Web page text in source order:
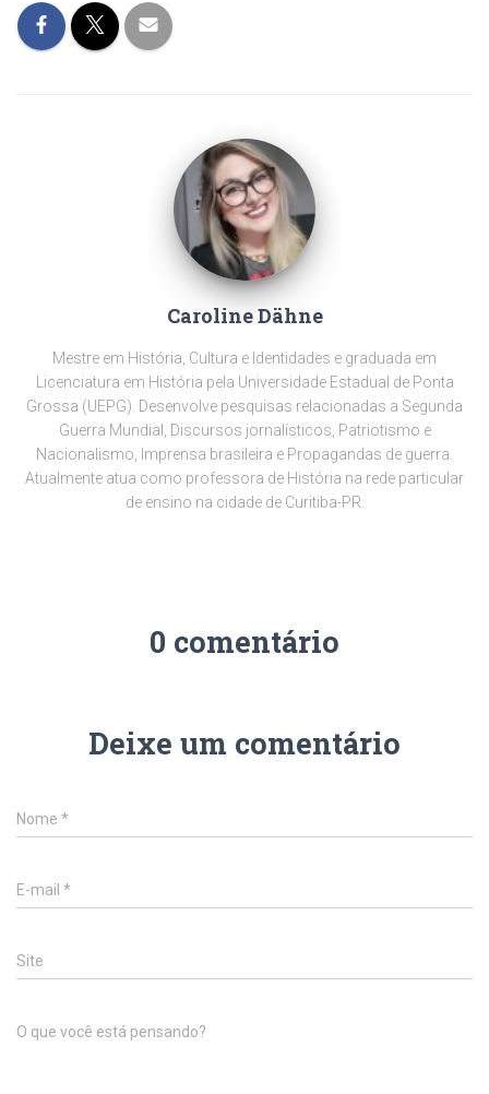
Caroline Dähne
Mestre em História, Cultura e Identidades e graduada em
Licenciatura em História pela Universidade Estadual de Ponta
Grossa (UEPG). Desenvolve pesquisas relacionadas a Segunda
Guerra Mundial, Discursos jornalísticos, Patriotismo e
Nacionalismo, Imprensa brasileira e Propagandas de guerra.
Atualmente atua como professora de História na rede particular
de ensino na cidade de Curitiba-PR.
0 comentário
Deixe um comentário
Nome *
E-mail *
Site
O que você está pensando?